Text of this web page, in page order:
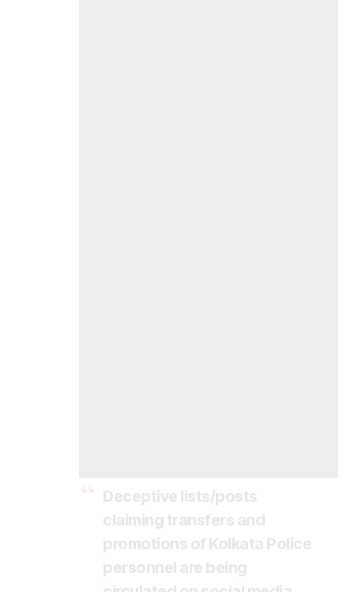
Deceptive lists/posts
claiming transfers and
promotions of Kolkata Police
personnel are being